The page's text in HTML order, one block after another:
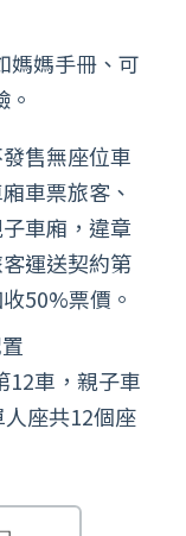
媽媽手冊、可
售無座位車
車票旅客、
車廂，違章
運送契約第
50%票價。
12車，親子車
座共12個座